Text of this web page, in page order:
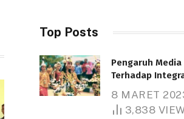
Top Posts
Pengaruh Media
Terhadap
Telah dibaca :
8 MARET
3,838